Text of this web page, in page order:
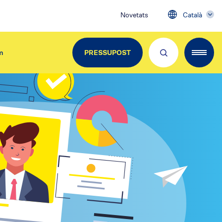
Novetats Català
EdiliziAcrobatica Iberica
C/ Girona, 134
08037 Barcelona
Tel. 900.800.963
info@acrobatica.es
PRESSUPOST